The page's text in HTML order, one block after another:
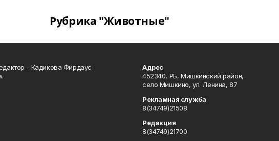
Рубрика "Животные"
- Кадикова Фирдаус
Адрес
452340, РБ, Мишкинский район,
село Мишкино, ул. Ленина, 87
Рекламная служба
8(34749)21508
Редакция
8(34749)21700